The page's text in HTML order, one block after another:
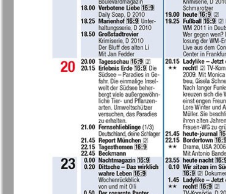
43
49
55
61
Анонс Антенна
Афиша Augsburg Бизнес
Ваша газета Версия
Вечное
сокровище
Восточная
Германия